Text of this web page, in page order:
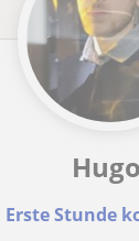
Hugo
Erste Stunde